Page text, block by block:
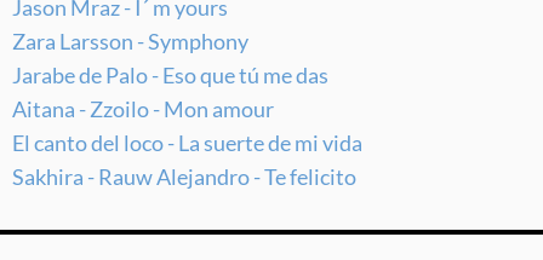
Jason Mraz - I´ m yours
Zara Larsson - Symphony
Jarabe de Palo - Eso que tú me das
Aitana - Zzoilo - Mon amour
El canto del loco - La suerte de mi vida
Sakhira - Rauw Alejandro - Te felicito